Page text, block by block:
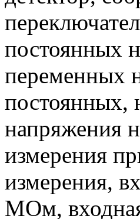
постоянных
переменных
постоянных,
напряжения
измерения
измерения,
МОм,